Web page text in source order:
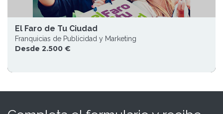
El Faro de Tu Ciudad
Franquicias de Publicidad y Marketing
Desde 2.500 €